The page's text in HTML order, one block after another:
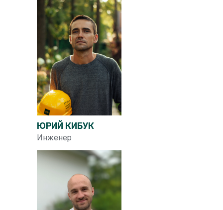
ЮРИЙ КИБУК
Инженер